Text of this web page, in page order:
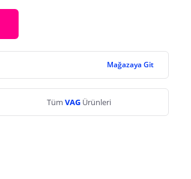
Mağazaya Git
Tüm VAG Ürünleri